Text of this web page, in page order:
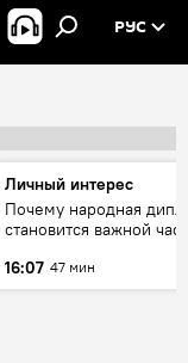
РУС
Личный интерес
Почему народная
становится важной
сотрудничества
16:07 47 мин